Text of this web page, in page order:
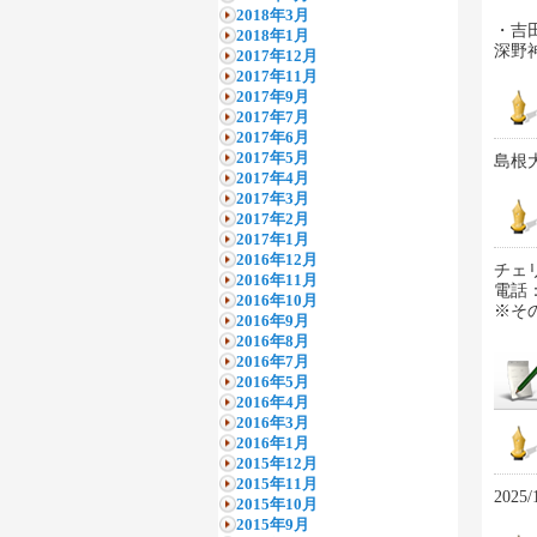
・吉
深野
島根
チェ
電話
※そ
2018年3月
2018年1月
2017年12月
2017年11月
2017年9月
2017年7月
2017年6月
2017年5月
2017年4月
2017年3月
2017年2月
2017年1月
2016年12月
2016年11月
2016年10月
2016年9月
2016年8月
2016年7月
2016年5月
2016年4月
2016年3月
2016年1月
2015年12月
2015年11月
2015年10月
2015年9月